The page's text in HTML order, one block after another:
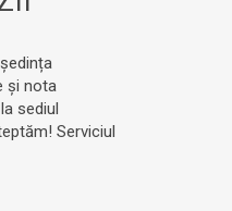
și nota
sediul
Serviciul